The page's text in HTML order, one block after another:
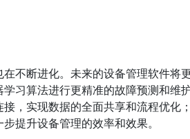
不断进化。未来的设备管理软件将更
习算法进行更精准的故障预测和维
，实现数据的全面共享和流程优化；
提升设备管理的效率和效果。